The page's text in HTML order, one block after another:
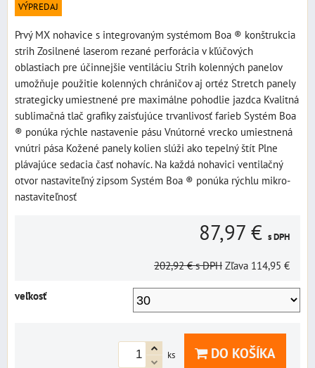
VÝPREDAJ
Prvý MX nohavice s integrovaným systémom Boa ® konštrukcia
strih Zosilnené laserom rezané perforácia v kľúčových
oblastiach pre účinnejšie ventiláciu Strih kolenných panelov
umožňuje použitie kolenných chráničov aj ortéz Stretch panely
strategicky umiestnené pre maximálne pohodlie jazdca Kvalitná
sublimačná tlač grafiky zaisťujúce trvanlivosť farieb Systém Boa
® ponúka rýchle nastavenie pásu Vnútorné vrecko umiestnená
vnútri pása Kožené panely kolien slúži ako tepelný štít Plne
plávajúce sedacia časť nohavíc. Na každá nohavici ventilačný
otvor nastaviteľný zipsom Systém Boa ® ponúka rýchlu mikro-
nastaviteľnosť
87,97 € s DPH
202,92 € s DPH Zľava 114,95 €
veľkosť
ks DO KOŠÍKA